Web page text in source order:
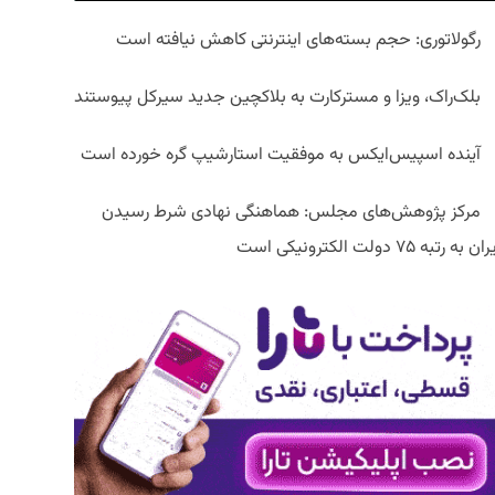
رگولاتوری: حجم بسته‌های اینترنتی کاهش نیافته است
بلک‌راک، ویزا و مسترکارت به بلاکچین جدید سیرکل پیوستند
آینده اسپیس‌ایکس به موفقیت استارشیپ گره خورده است
مرکز پژوهش‌های مجلس: هماهنگی نهادی شرط رسیدن
به رتبه ۷۵ دولت الکترونیکی است